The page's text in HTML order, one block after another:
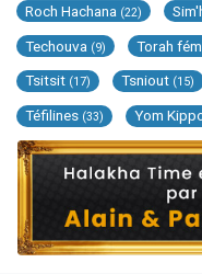
Roch Hachana (22)
Techouva (9) Torah
Tsitsit (17) Tsniout (15)
Téfilines (33) Yom